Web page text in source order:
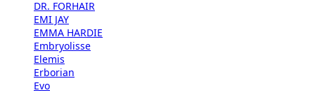
DR. FORHAIR
EMI JAY
EMMA HARDIE
Embryolisse
Elemis
Erborian
Evo